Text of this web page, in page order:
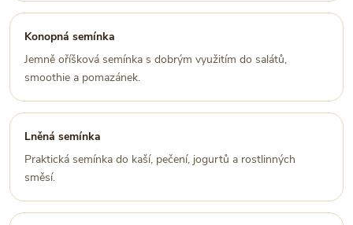
Konopná semínka
Jemně oříšková semínka s dobrým využitím do salátů,
smoothie a pomazánek.
Lněná semínka
Praktická semínka do kaší, pečení, jogurtů a rostlinných
směsí.